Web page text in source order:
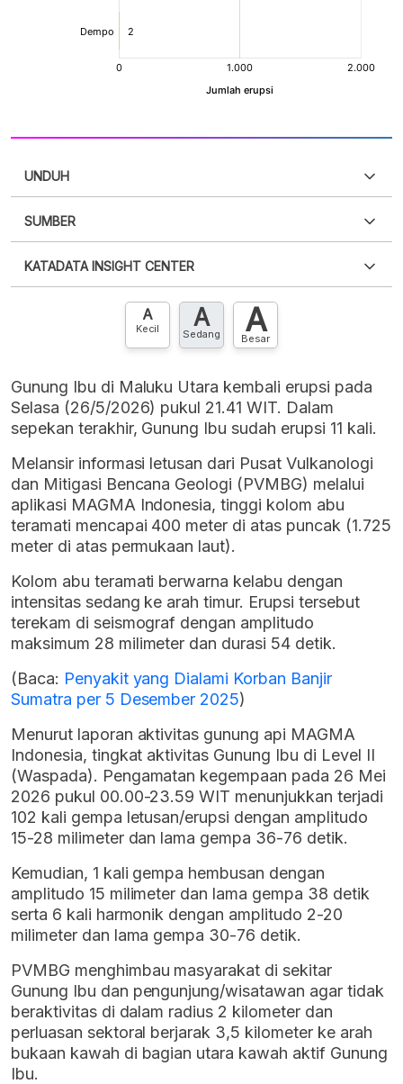
UNDUH
XLS
SUMBER
punya akun?Silakan Daftar sekarang
KATADATA INSIGHT CENTER
Hubungi sekarang »
A
Kecil A
Sedang A
Besar
Gunung Ibu di Maluku Utara kembali erupsi pada
Selasa (26/5/2026) pukul 21.41 WIT. Dalam
sepekan terakhir, Gunung Ibu sudah erupsi 11 kali.
Melansir informasi letusan dari Pusat Vulkanologi
dan Mitigasi Bencana Geologi (PVMBG) melalui
aplikasi MAGMA Indonesia, tinggi kolom abu
teramati mencapai 400 meter di atas puncak (1.725
meter di atas permukaan laut).
Kolom abu teramati berwarna kelabu dengan
intensitas sedang ke arah timur. Erupsi tersebut
terekam di seismograf dengan amplitudo
maksimum 28 milimeter dan durasi 54 detik.
(Baca: Penyakit yang Dialami Korban Banjir
Sumatra per 5 Desember 2025)
Menurut laporan aktivitas gunung api MAGMA
Indonesia, tingkat aktivitas Gunung Ibu di Level II
(Waspada). Pengamatan kegempaan pada 26 Mei
2026 pukul 00.00-23.59 WIT menunjukkan terjadi
102 kali gempa letusan/erupsi dengan amplitudo
15-28 milimeter dan lama gempa 36-76 detik.
Kemudian, 1 kali gempa hembusan dengan
amplitudo 15 milimeter dan lama gempa 38 detik
serta 6 kali harmonik dengan amplitudo 2-20
milimeter dan lama gempa 30-76 detik.
PVMBG menghimbau masyarakat di sekitar
Gunung Ibu dan pengunjung/wisatawan agar tidak
beraktivitas di dalam radius 2 kilometer dan
perluasan sektoral berjarak 3,5 kilometer ke arah
bukaan kawah di bagian utara kawah aktif Gunung
Ibu.